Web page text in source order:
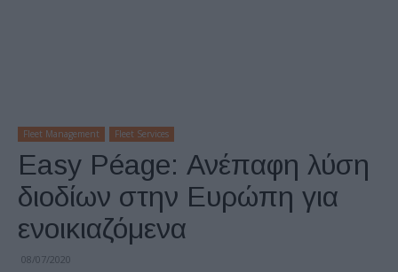
Fleet Management Fleet Services
Easy Péage: Ανέπαφη λύση
διοδίων στην Ευρώπη για
ενοικιαζόμενα
08/07/2020